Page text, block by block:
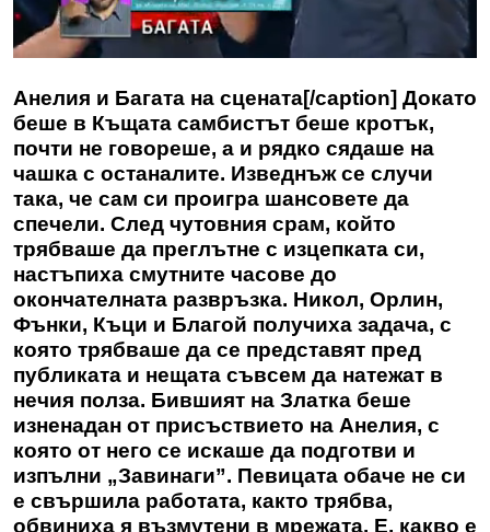
Анелия и Багата на сцената[/caption] Докато
беше в Къщата самбистът беше кротък,
почти не говореше, а и рядко сядаше на
чашка с останалите. Изведнъж се случи
така, че сам си проигра шансовете да
спечели. След чутовния срам, който
трябваше да преглътне с изцепката си,
настъпиха смутните часове до
окончателната развръзка. Никол, Орлин,
Фънки, Къци и Благой получиха задача, с
която трябваше да се представят пред
публиката и нещата съвсем да натежат в
нечия полза. Бившият на Златка беше
изненадан от присъствието на Анелия, с
която от него се искаше да подготви и
изпълни „Завинаги”. Певицата обаче не си
е свършила работата, както трябва,
обвиниха я възмутени в мрежата. Е, какво е